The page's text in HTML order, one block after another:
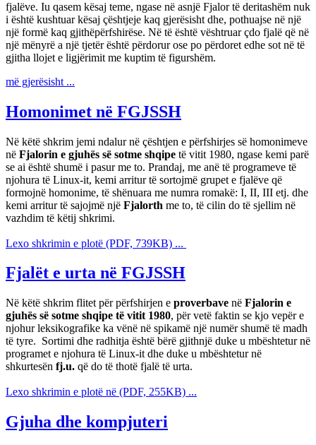
fjalëve. Iu qasem kësaj teme, ngase në asnjë Fjalor të deritashëm nuk
i është kushtuar kësaj çështjeje kaq gjerësisht dhe, pothuajse në një
një formë kaq gjithëpërfshirëse. Në të është vështruar çdo fjalë që në
një mënyrë a një tjetër është përdorur ose po përdoret edhe sot në të
gjitha llojet e ligjërimit me kuptim të figurshëm.
më gjerësisht ...
Homonimet në FGJSSH
Në këtë shkrim jemi ndalur në çështjen e përfshirjes së homonimeve
në Fjalorin e gjuhës së sotme shqipe të vitit 1980, ngase kemi parë
se ai është shumë i pasur me to. Prandaj, me anë të programeve të
njohura të Linux-it, kemi arritur të sortojmë grupet e fjalëve që
formojnë homonime, të shënuara me numra romakë: I, II, III etj. dhe
kemi arritur të sajojmë një Fjalorth me to, të cilin do të sjellim në
vazhdim të këtij shkrimi.
Lexo shkrimin e plotë (PDF, 739KB) ...
Fjalët e urta në FGJSSH
Në këtë shkrim flitet për përfshirjen e proverbave në Fjalorin e
gjuhës së sotme shqipe të vitit 1980, për vetë faktin se kjo vepër e
njohur leksikografike ka vënë në spikamë një numër shumë të madh
të tyre. Sortimi dhe radhitja është bërë gjithnjë duke u mbështetur në
programet e njohura të Linux-it dhe duke u mbështetur në
shkurtesën fj.u. që do të thotë fjalë të urta.
Lexo shkrimin e plotë në (PDF, 255KB) ...
Gjuha dhe kompjuteri